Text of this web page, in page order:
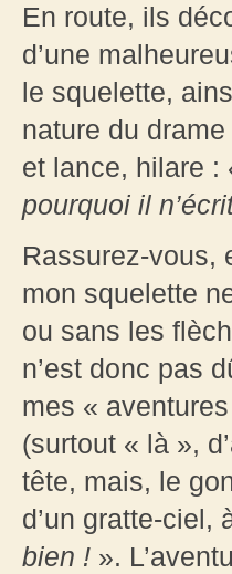
En route, ils
d’une
le squelette,
nature du
et lance, hilare :
pourquoi il
Rassurez-vous,
mon squelette
ou sans les
n’est donc pas
mes «
(surtout « là »,
tête, mais, le
d’un gratte-
bien ! ».